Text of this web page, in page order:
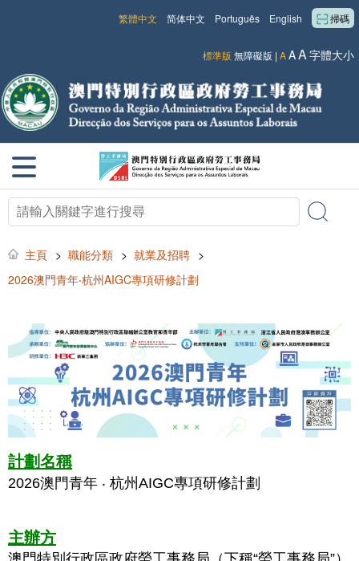
掃碼
English
Português
简体中文
繁體中文
標準版 無障礙版 | AAA字體大小
主頁 > 職能分類 > 就業及招聘 >
2026澳門青年‧杭州AIGC專項研修計劃
計劃名稱
2026澳門青年 ‧ 杭州AIGC專項研修計劃
主辦方